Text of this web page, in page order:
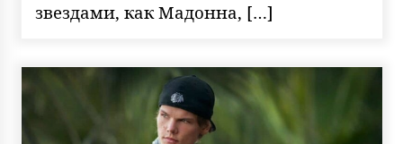
звездами, как Мадонна, […]